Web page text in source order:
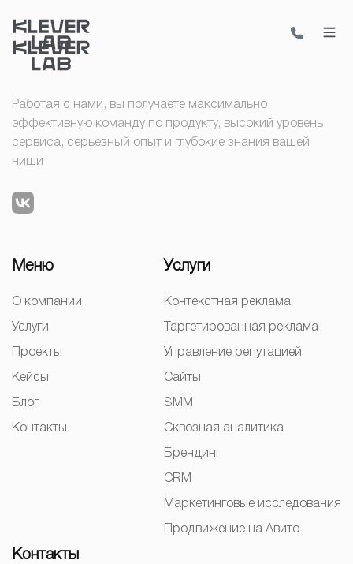
Работая с нами, вы получаете максимально
эффективную команду по продукту, высокий уровень
сервиса, серьезный опыт и глубокие знания вашей
ниши
Меню
О компании
Услуги
Проекты
Кейсы
Блог
Контакты
Услуги
Контекстная реклама
Таргетированная реклама
Управление репутацией
Сайты
SMM
Сквозная аналитика
Брендинг
CRM
Маркетинговые исследования
Продвижение на Авито
Контакты